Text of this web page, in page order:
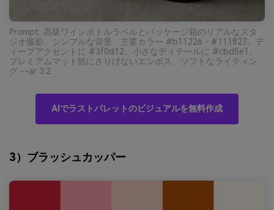
Prompt: 高級ワインボトルラベルとパッケージ箱のリアルなスタ
ジオ撮影、シンプルな背景、主要カラー #b11226・#111827、デ
ィープアクセントに #3f0d12、小さなディテールに #cbd5e1、
プレミアムマット紙にさりげないエンボス、ソフトなライティン
グ --ar 3:2
AIでラストパレットのビジュアルを無料作成
3）ブラッシュカッパー